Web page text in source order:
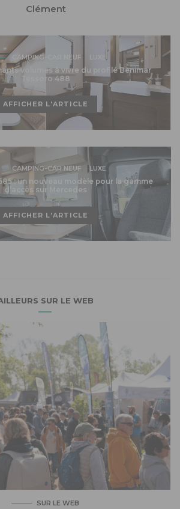
Clément
CAMPING-CAR NEUF LUXE
volumes à vivre du profilé Benimar
Tessoro 488
AFFICHER L'ARTICLE
CAMPING-CAR NEUF LUXE
: un nouveau modèle pour la gamme
d’accès sur Mercedes
AFFICHER L'ARTICLE
SUR LE WEB
SUR LE WEB